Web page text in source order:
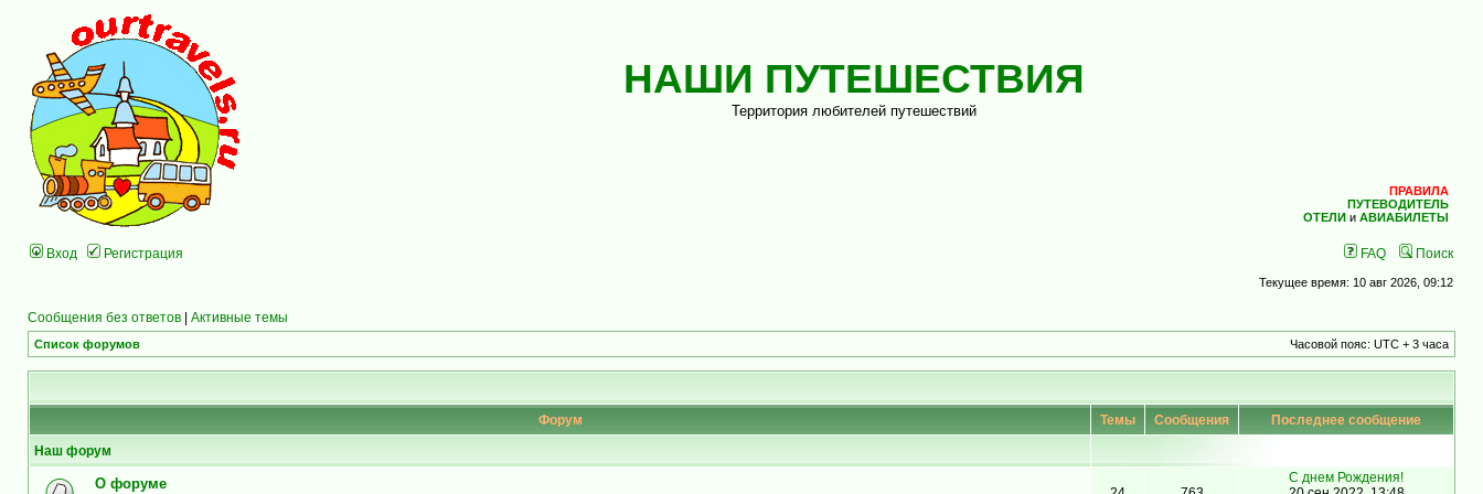
НАШИ ПУТЕШЕСТВИЯ
Территория любителей путешествий
ПРАВИЛА
ПУТЕВОДИТЕЛЬ
ОТЕЛИ и АВИАБИЛЕТЫ
Вход Регистрация FAQ Поиск
Текущее время: 10 авг 2026, 09:12
Сообщения без ответов | Активные темы
Список форумов Часовой пояс: UTC + 3 часа
Форум Темы Сообщения Последнее сообщение
Наш форум
О форуме
С днем Рождения!